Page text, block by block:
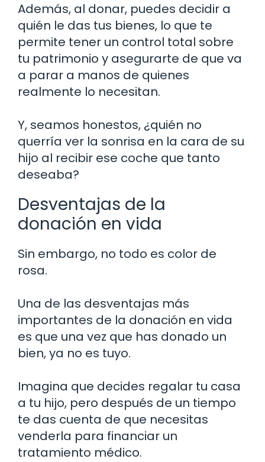
Además, al donar, puedes decidir a
quién le das tus bienes, lo que te
permite tener un control total sobre
tu patrimonio y asegurarte de que va
a parar a manos de quienes
realmente lo necesitan.
Y, seamos honestos, ¿quién no
querría ver la sonrisa en la cara de su
hijo al recibir ese coche que tanto
deseaba?
Desventajas de la
donación en vida
Sin embargo, no todo es color de
rosa.
Una de las desventajas más
importantes de la donación en vida
es que una vez que has donado un
bien, ya no es tuyo.
Imagina que decides regalar tu casa
a tu hijo, pero después de un tiempo
te das cuenta de que necesitas
venderla para financiar un
tratamiento médico.